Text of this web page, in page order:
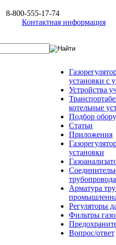
8-800-555-17-74
Контактная информация
установки c
Устройства
котельные
Подбор
Статьи
Приложения
установки
трубопровода
Арматура
Регуляторы
Фильтры
Вопрос/ответ